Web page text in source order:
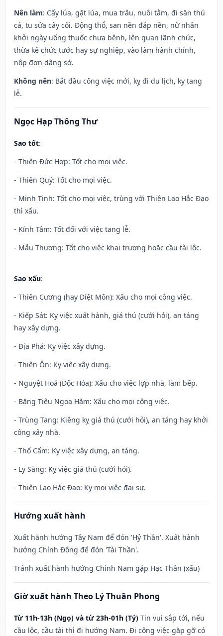
Nên làm: Cấy lúa, gặt lúa, mua trâu, nuôi tằm, đi săn thú
cá, tu sửa cây cối. Động thổ, san nền đắp nền, nữ nhân
khởi ngày uống thuốc chưa bệnh, lên quan lãnh chức,
thừa kế chức tước hay sự nghiệp, vào làm hành chính,
nộp đơn dâng sớ.
Không nên: Bắt đầu công việc mới, kỵ đi du lịch, kỵ tang
lễ.
Ngọc Hạp Thông Thư
Sao tốt:
- Thiên Đức Hợp: Tốt cho mọi việc.
- Thiên Quý: Tốt cho mọi việc.
- Minh Tinh: Tốt cho mọi việc, trùng với Thiên Lao Hắc Đạo
thì xấu.
- Kính Tâm: Tốt đối với việc tang lễ.
- Mẫu Thương: Tốt cho việc khai trương hoặc cầu tài lộc.
Sao xấu:
- Thiên Cương (hay Diệt Môn): Xấu cho mọi công việc.
- Kiếp Sát: Kỵ việc xuất hành, giá thú (cưới hỏi), an táng
hay xây dựng.
- Địa Phá: Kỵ việc xây dựng.
- Thiên Ôn: Kỵ việc xây dựng.
- Nguyệt Hoả (Độc Hỏa): Xấu cho việc lợp nhà, làm bếp.
- Băng Tiêu Ngoạ Hãm: Xấu cho mọi công việc.
- Trùng Tang: Kiêng kỵ giá thú (cưới hỏi), an táng hay khởi
công xây nhà.
- Thổ Cẩm: Kỵ việc xây dựng, an táng.
- Ly Sàng: Kỵ việc giá thú (cưới hỏi).
- Thiên Lao Hắc Đạo: Kỵ mọi việc đại sự.
Hướng xuất hành
Xuất hành hướng Tây Nam để đón 'Hỷ Thần'. Xuất hành
hướng Chính Đông để đón 'Tài Thần'.
Tránh xuất hành hướng Chính Nam gặp Hạc Thần (xấu)
Giờ xuất hành Theo Lý Thuần Phong
Từ 11h-13h (Ngọ) và từ 23h-01h (Tý) Tin vui sắp tới, nếu
cầu lộc, cầu tài thì đi hướng Nam. Đi công việc gặp gỡ có